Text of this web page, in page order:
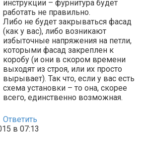
инструкции – фурнитура будет
работать не правильно.
Либо не будет закрываться фасад
(как у вас), либо возникают
избыточные напряжения на петли,
которыми фасад закреплен к
коробу (и они в скором времени
выходят из строя, или их просто
вырывает). Так что, если у вас есть
схема установки – то она, скорее
всего, единственно возможная.
Ответить
в 07:13